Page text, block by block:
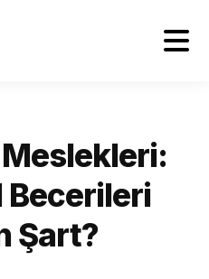
Becerileri
Şart?